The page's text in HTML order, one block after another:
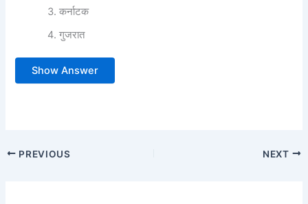
कर्नाटक
गुजरात
Show Answer
PREVIOUS NEXT